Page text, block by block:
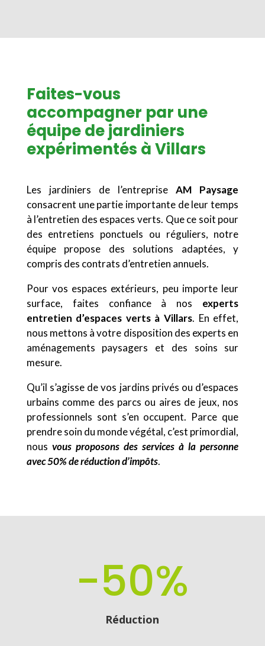
Faites-vous
accompagner par une
équipe de jardiniers
expérimentés à Villars
Les jardiniers de l’entrepriseAM Paysage
consacrent une partie importante de leur temps
à l’entretien des espaces verts. Que ce soit pour
des entretiens ponctuels ou réguliers, notre
équipe propose des solutions adaptées, y
compris des contrats d’entretien annuels.
Pour vos espaces extérieurs, peu importe leur
surface, faites confiance à nos experts
entretien d’espaces verts à Villars. En effet,
nous mettons à votre disposition des experts en
aménagements paysagers et des soins sur
mesure.
Qu’il s’agisse de vos jardins privés ou d’espaces
urbains comme des parcs ou aires de jeux, nos
professionnels sont s’en occupent. Parce que
prendre soin du monde végétal, c’est primordial,
nous vous proposons des services à la personne
avec 50% de réduction d’impôts.
-50%
Réduction